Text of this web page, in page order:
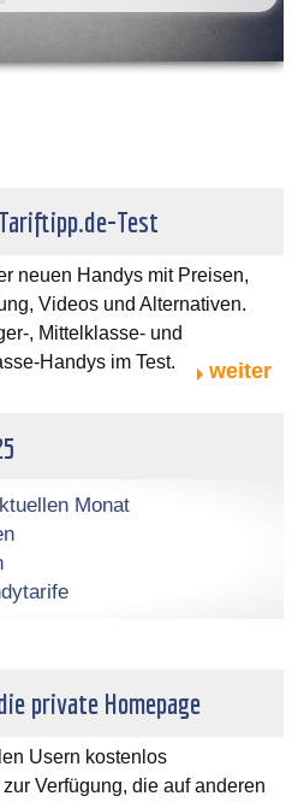
Test
neuen Handys mit Preisen,
Videos und Alternativen.
, Mittelklasse- und
Handys im Test.
weiter
Monat
private Homepage
Usern kostenlos
Verfügung, die auf anderen